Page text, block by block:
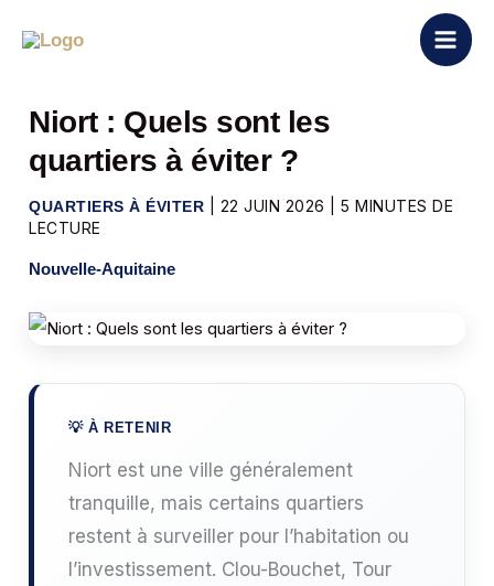
Niort : Quels sont les
quartiers à éviter ?
QUARTIERS À ÉVITER 22 JUIN 2026 |5 MINUTES DE
LECTURE
Nouvelle-Aquitaine
Niort est une ville généralement
tranquille, mais certains quartiers
restent à surveiller pour l’habitation ou
l’investissement. Clou-Bouchet, Tour